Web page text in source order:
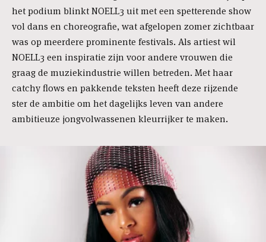
het podium blinkt NOELL3 uit met een spetterende show
vol dans en choreografie, wat afgelopen zomer zichtbaar
was op meerdere prominente festivals. Als artiest wil
NOELL3 een inspiratie zijn voor andere vrouwen die
graag de muziekindustrie willen betreden. Met haar
catchy flows en pakkende teksten heeft deze rijzende
ster de ambitie om het dagelijks leven van andere
ambitieuze jongvolwassenen kleurrijker te maken.